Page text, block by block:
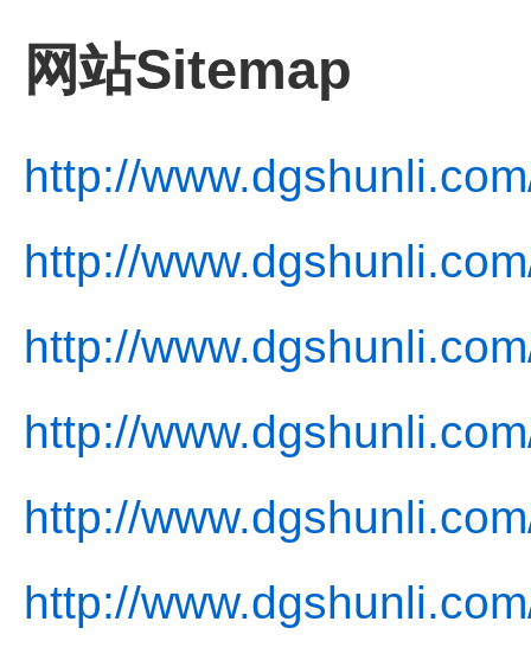
网站Sitemap
http://
http://
http://
http://
http://
http://